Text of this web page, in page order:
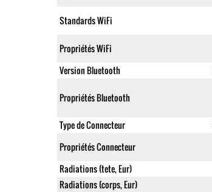
Standards WiFi
Propriétés WiFi
Version Bluetooth
Propriétés Bluetooth
Type de Connecteur
Propriétés Connecteur
Radiations (tete, Eur)
Radiations (corps, Eur)